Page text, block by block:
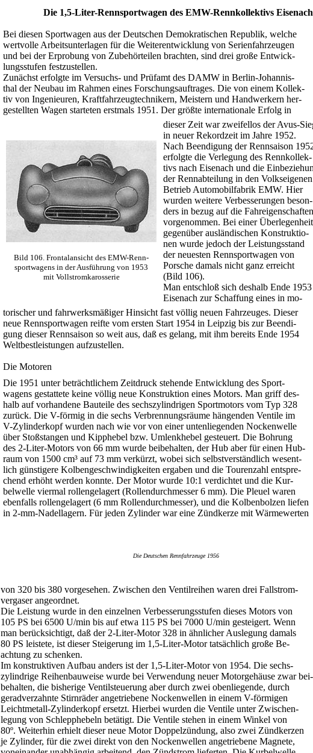
Die 1,5-Liter-Rennsportwagen des EMW-Rennkollektivs Eisenach
Bei diesen Sportwagen aus der Deutschen Demokratischen Republik, welche
wertvolle Arbeitsunterlagen für die Weiterentwicklung von Serienfahrzeugen
und bei der Erprobung von Zubehörteilen brachten, sind drei große Entwick-
lungsstufen festzustellen.
Zunächst erfolgte im Versuchs- und Prüfamt des DAMW in Berlin-Johannis-
thal der Neubau im Rahmen eines Forschungsauftrages. Die von einem Kollek-
tiv von Ingenieuren, Kraftfahrzeugtechnikern, Meistern und Handwerkern her-
gestellten Wagen starteten erstmals 1951. Der größte internationale Erfolg in
Bild 106. Frontalansicht des EMW-Renn-
sportwagens in der Ausführung von 1953
mit Vollstromkarosserie
dieser Zeit war zweifellos der Avus-
in neuer Rekordzeit im Jahre 1952.
Nach Beendigung der Rennsaison
erfolgte die Verlegung des Rennkollek-
tivs nach Eisenach und die
der Rennabteilung in den Volkseigenen
Betrieb Automobilfabrik EMW. Hier
wurden weitere Verbesserungen beson-
ders in bezug auf die Fahreigenschaften
vorgenommen. Bei einer Überlegenheit
gegenüber ausländischen Konstruktio-
nen wurde jedoch der Leistungsstand
der neuesten Rennsportwagen von
Porsche damals nicht ganz erreicht
(Bild 106).
Man entschloß sich deshalb Ende
Eisenach zur Schaffung eines in mo-
torischer und fahrwerksmäßiger Hinsicht fast völlig neuen Fahrzeuges. Dieser
neue Rennsportwagen reifte vom ersten Start 1954 in Leipzig bis zur Beendi-
gung dieser Rennsaison so weit aus, daß es gelang, mit ihm bereits Ende 1954
Weltbestleistungen aufzustellen.
Die Motoren
Die 1951 unter beträchtlichem Zeitdruck stehende Entwicklung des Sport-
wagens gestattete keine völlig neue Konstruktion eines Motors. Man griff des-
halb auf vorhandene Bauteile des sechszylindrigen Sportmotors vom Typ 328
zurück. Die V-förmig in die sechs Verbrennungsräume hängenden Ventile im
V-Zylinderkopf wurden nach wie vor von einer untenliegenden Nockenwelle
über Stoßstangen und Kipphebel bzw. Umlenkhebel gesteuert. Die Bohrung
des 2-Liter-Motors von 66 mm wurde beibehalten, der Hub aber für einen Hub-
raum von 1500 cm³ auf 73 mm verkürzt, wobei sich selbstverständlich wesent-
lich günstigere Kolbengeschwindigkeiten ergaben und die Tourenzahl entspre-
chend erhöht werden konnte. Der Motor wurde 10:1 verdichtet und die Kur-
belwelle viermal rollengelagert (Rollendurchmesser 6 mm). Die Pleuel waren
ebenfalls rollengelagert (6 mm Rollendurchmesser), und die Kolbenbolzen liefen
in 2-mm-Nadellagern. Für jeden Zylinder war eine Zündkerze mit Wärmewerten
Die Deutschen Rennfahrzeuge 1956
von 320 bis 380 vorgesehen. Zwischen den Ventilreihen waren drei Fallstrom-
vergaser angeordnet.
Die Leistung wurde in den einzelnen Verbesserungsstufen dieses Motors von
105 PS bei 6500 U/min bis auf etwa 115 PS bei 7000 U/min gesteigert. Wenn
man berücksichtigt, daß der 2-Liter-Motor 328 in ähnlicher Auslegung damals
80 PS leistete, ist dieser Steigerung im 1,5-Liter-Motor tatsächlich große Be-
achtung zu schenken.
Im konstruktiven Aufbau anders ist der 1,5-Liter-Motor von 1954. Die sechs-
zylindrige Reihenbauweise wurde bei Verwendung neuer Motorgehäuse zwar bei-
behalten, die bisherige Ventilsteuerung aber durch zwei obenliegende, durch
geradverzahnte Stirnräder angetriebene Nockenwellen in einem V-förmigen
Leichtmetall-Zylinderkopf ersetzt. Hierbei wurden die Ventile unter Zwischen-
legung von Schlepphebeln betätigt. Die Ventile stehen in einem Winkel von
80º. Weiterhin erhielt dieser neue Motor Doppelzündung, also zwei Zündkerzen
je Zylinder, für die zwei direkt von den Nockenwellen angetriebene Magnete,